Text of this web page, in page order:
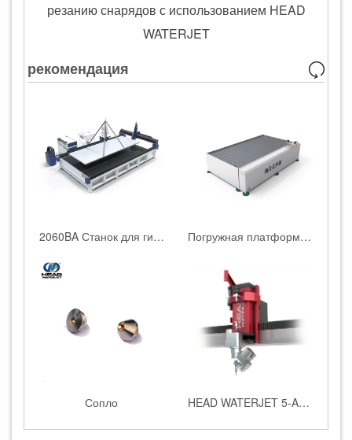
резанию снарядов с использованием HEAD
WATERJET
рекомендация
2060BA Станок для гидроабразивной резки толстого металла Погружная платформа для водоструйной резки HEAD WATERJET
Сопло HEAD WATERJET 5-AC пятиосевая система резки